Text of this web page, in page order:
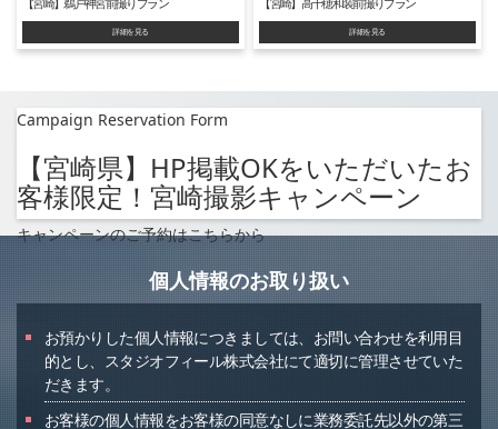
詳細を見る 詳細を見る
Campaign Reservation Form
【宮崎県】HP掲載OKをいただいたお
客様限定！宮崎撮影キャンペーン
キャンペーンのご予約はこちらから
個人情報のお取り扱い
お預かりした個人情報につきましては、お問い合わせを利用目
的とし、スタジオフィール株式会社にて適切に管理させていた
だきます。
お客様の個人情報をお客様の同意なしに業務委託先以外の第三